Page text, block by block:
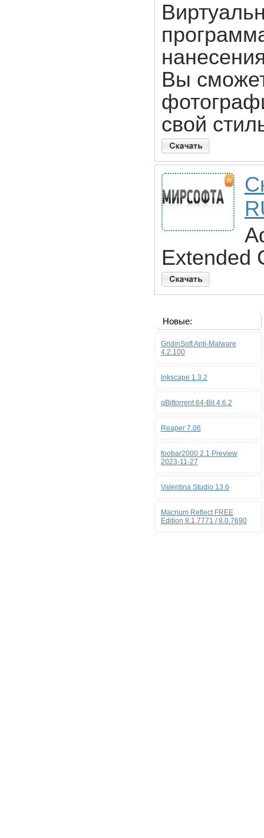
Вы
свой
Extended
Новые:
GridinSoft Anti-Malware
4.2.100
Inkscape 1.3.2
qBittorrent 64-Bit 4.6.2
Reaper 7.06
foobar2000 2.1 Preview
2023-11-27
Valentina Studio 13.6
Macrium Reflect FREE
Edition 8.1.7771 / 8.0.7690